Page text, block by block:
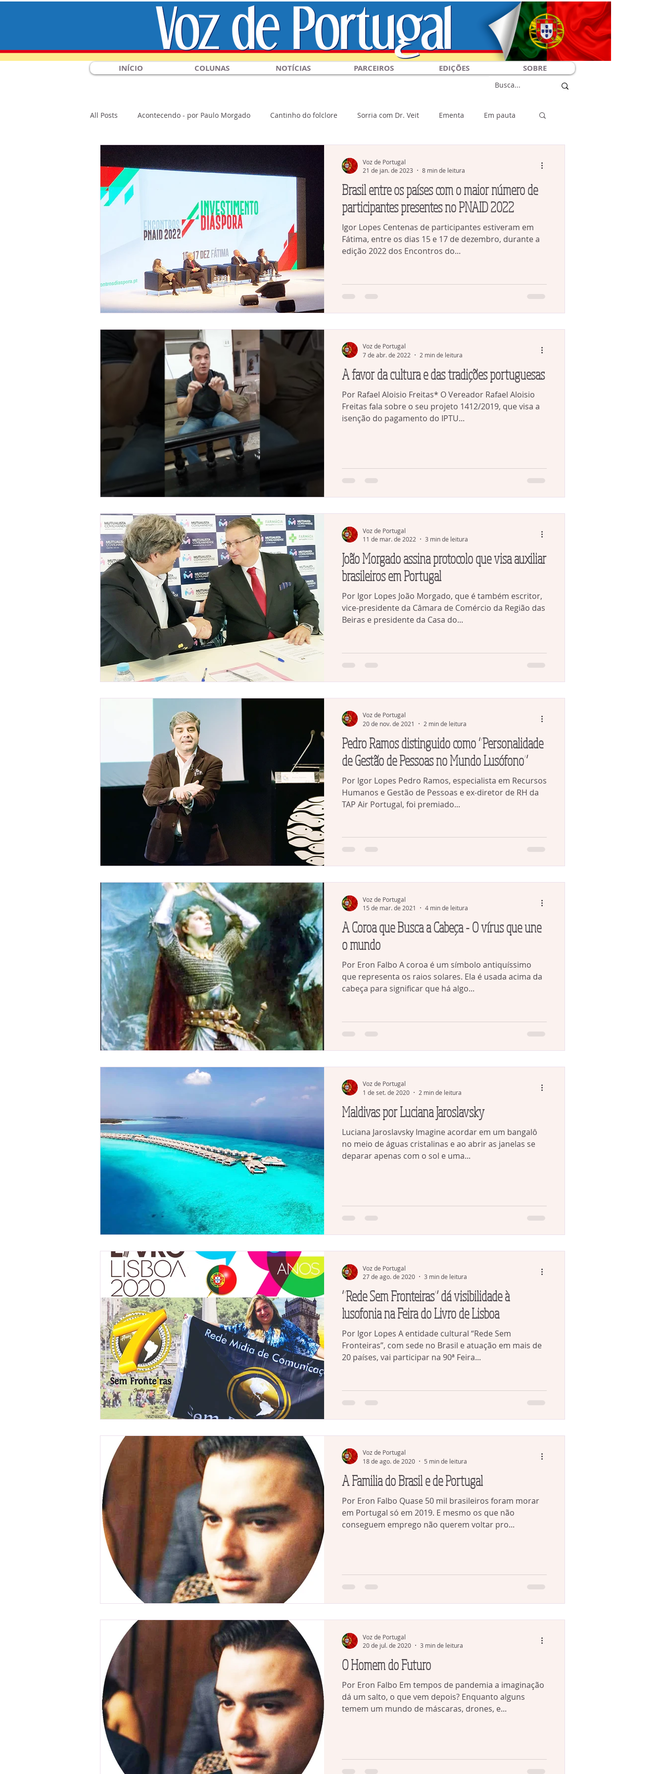
INÍCIO COLUNAS NOTÍCIAS PARCEIROS EDIÇÕES SOBRE
All Posts Acontecendo - por Paulo Morgado Cantinho do folclore Sorria com Dr. Veit Ementa Em pauta
Entrevistas
Brasil entre os países com o maior número de
participantes presentes no PNAID 2022
Igor Lopes Centenas de participantes estiveram em
Fátima, entre os dias 15 e 17 de dezembro, durante a
edição 2022 dos Encontros do...
Voz de Portugal
21 de jan. de 2023
8 min de leitura
A favor da cultura e das tradições portuguesas
Por Rafael Aloisio Freitas* O Vereador Rafael Aloisio
Freitas fala sobre o seu projeto 1412/2019, que visa a
isenção do pagamento do IPTU...
Voz de Portugal
7 de abr. de 2022
2 min de leitura
João Morgado assina protocolo que visa auxiliar
brasileiros em Portugal
Por Igor Lopes João Morgado, que é também escritor,
vice-presidente da Câmara de Comércio da Região das
Beiras e presidente da Casa do...
Voz de Portugal
11 de mar. de 2022
3 min de leitura
Pedro Ramos distinguido como “Personalidade
de Gestão de Pessoas no Mundo Lusófono”
Por Igor Lopes Pedro Ramos, especialista em Recursos
Humanos e Gestão de Pessoas e ex-diretor de RH da
TAP Air Portugal, foi premiado...
Voz de Portugal
20 de nov. de 2021
2 min de leitura
A Coroa que Busca a Cabeça - O vírus que une
o mundo
Por Eron Falbo A coroa é um símbolo antiquíssimo
que representa os raios solares. Ela é usada acima da
cabeça para significar que há algo...
Voz de Portugal
15 de mar. de 2021
4 min de leitura
Maldivas por Luciana Jaroslavsky
Luciana Jaroslavsky Imagine acordar em um bangalô
no meio de águas cristalinas e ao abrir as janelas se
deparar apenas com o sol e uma...
Voz de Portugal
1 de set. de 2020
2 min de leitura
“Rede Sem Fronteiras” dá visibilidade à
lusofonia na Feira do Livro de Lisboa
Por Igor Lopes A entidade cultural “Rede Sem
Fronteiras”, com sede no Brasil e atuação em mais de
20 países, vai participar na 90ª Feira...
Voz de Portugal
27 de ago. de 2020
3 min de leitura
A Familia do Brasil e de Portugal
Por Eron Falbo Quase 50 mil brasileiros foram morar
em Portugal só em 2019. E mesmo os que não
conseguem emprego não querem voltar pro...
Voz de Portugal
18 de ago. de 2020
5 min de leitura
O Homem do Futuro
Por Eron Falbo Em tempos de pandemia a imaginação
dá um salto, o que vem depois? Enquanto alguns
temem um mundo de máscaras, drones, e...
Voz de Portugal
20 de jul. de 2020
3 min de leitura